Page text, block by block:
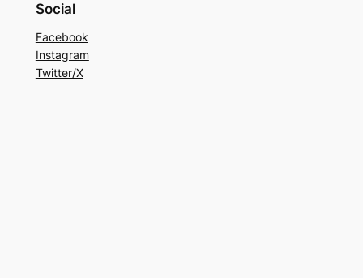
Social
Facebook
Instagram
Twitter/X